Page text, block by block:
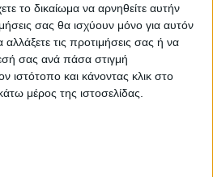
το δικαίωμα να αρνηθείτε αυτήν
σας θα ισχύουν μόνο για αυτόν
τις προτιμήσεις σας ή να
σας ανά πάσα στιγμή
ιστότοπο και κάνοντας κλικ στο
μέρος της ιστοσελίδας.
και την προσωπική
να πάω σε ένα
Ευαγγελισμός, που έχει
βρει candida στο
σημαίνει ότι οι